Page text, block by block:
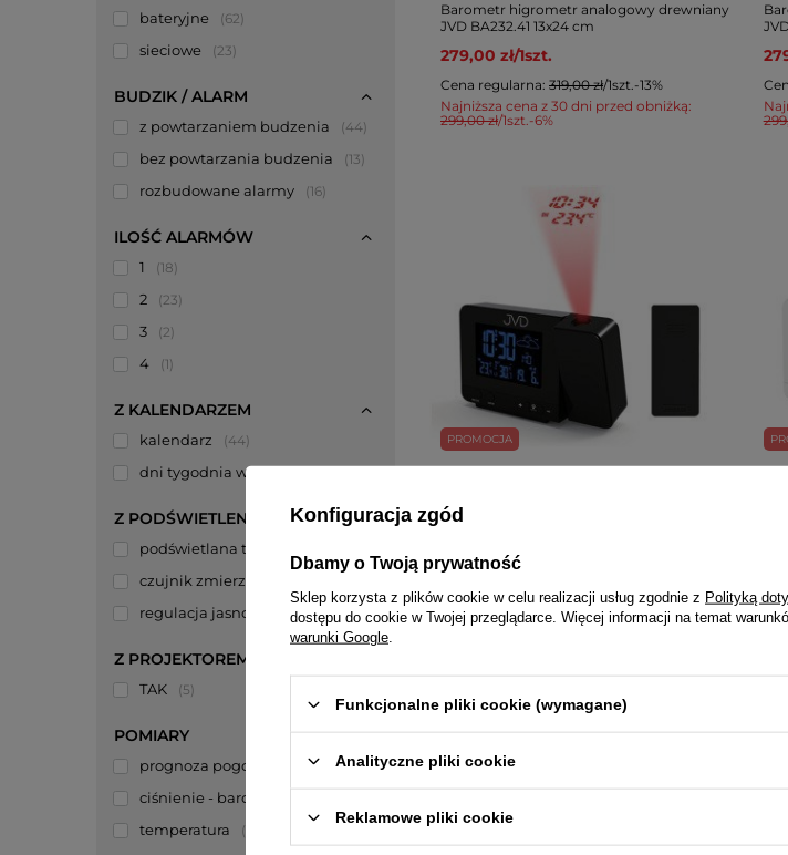
bateryjne 62
sieciowe 23
BUDZIK / ALARM
z powtarzaniem budzenia 44
bez powtarzania budzenia 13
rozbudowane alarmy 16
ILOŚĆ ALARMÓW
1 18
2 23
3 2
4 1
Z KALENDARZEM
kalendarz 44
dni tygodnia w języku polskim
Z PODŚWIETLENIEM
podświetlana tarcza / wyświetlacz
czujnik zmierzchu
regulacja jasności 22
Z PROJEKTOREM
TAK 5
POMIARY
prognoza pogody
ciśnienie - barometr
temperatura
Barometr higrometr analogowy drewniany
JVD BA232.41 13x24 cm
Najniższa cena z 30 dni przed obniżką:
Cena regularna: 319,00 zł/1szt. -13%
PROMOCJA
197,00 zł
Najniższa cena z 30 dni przed obniżką:
199,00 zł
szt.
Cena regularna:
Konfiguracja zgód
Dbamy o Twoją prywatność
Sklep korzysta z plików cookie w celu realizacji usług zgodnie z Polityką
dostępu do cookie w Twojej przeglądarce. Więcej informacji na temat
warunki Google
Funkcjonalne pliki cookie (wymagane)
Analityczne pliki cookie
Reklamowe pliki cookie